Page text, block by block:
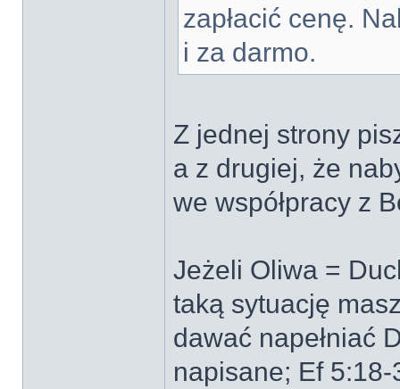
zapłacić cenę.
i za darmo.
Z jednej strony
a z drugiej, że
we współpracy z
Jeżeli Oliwa =
taką sytuację
dawać napełniać
napisane; Ef 5:18-